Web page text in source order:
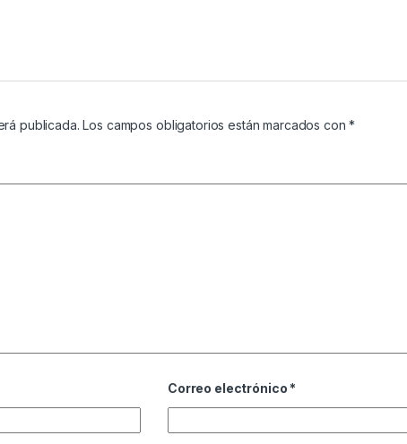
publicada. Los campos obligatorios están marcados con*
Correo electrónico *